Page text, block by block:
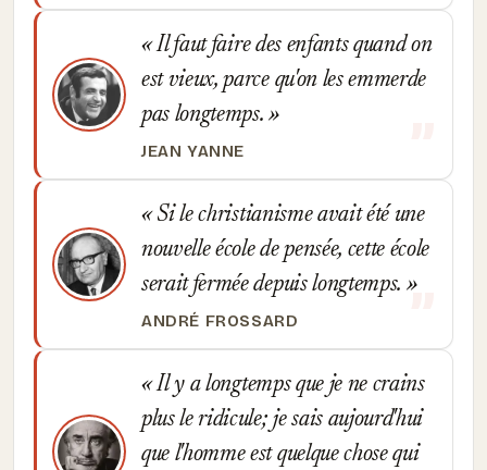
Il faut faire des enfants quand on
est vieux, parce qu'on les emmerde
pas longtemps.
JEAN YANNE
Si le christianisme avait été une
nouvelle école de pensée, cette école
serait fermée depuis longtemps.
ANDRÉ FROSSARD
Il y a longtemps que je ne crains
plus le ridicule; je sais aujourd'hui
que l'homme est quelque chose qui